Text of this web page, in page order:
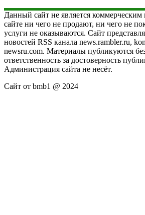
Данный сайт не является
сайте ни чего не продают, ни чего не
услуги не оказываются. Сайт
новостей RSS канала news.rambler.ru,
newsru.com. Материалы публикуются
ответственность за достоверность
Администрация сайта не несёт.
Сайт от bmb1 @ 2024